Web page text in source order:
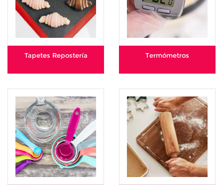
Tapetes Repostería Termómetros